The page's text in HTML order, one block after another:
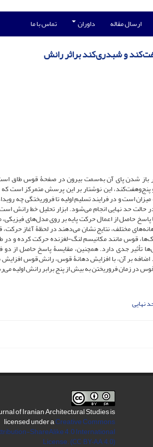
ارسال مقاله داوران تماس با ما
و شبدری‌کند براثر رانش
باز شدن پای آن به‌سمت بیرون در صفحۀ قوس طاق
این نوشتار بر این پرسش متمرکز است که
است و در فرایند تسلیم اولیه تا فروریختگی چه
حد نهایی انجام می‌شود. ابزار تحلیل خط رانش
حاصل از اعمال حرکت پایه بر روی مدل‌های فیزیکی،
مختلف، نتایج نشان می‌دهند در لحظۀ آغاز
قوس مانند مکانیسم لنگ-لغزنده حرکت کرده و
تأثیر جدی دارد. همچنین، مقایسۀ پاسخ حاصل از
بر آن، با افزایش دهانۀ قوس، رانش قوس افزایش
در زمان فروریختن به بیش از پنج برابر رانش اولیه
نهایی
of Iranian Architectural Studies is
licensed under aCreative Commons
ShareAlike 4.0 International
License. (CC BY-AA 4.0)